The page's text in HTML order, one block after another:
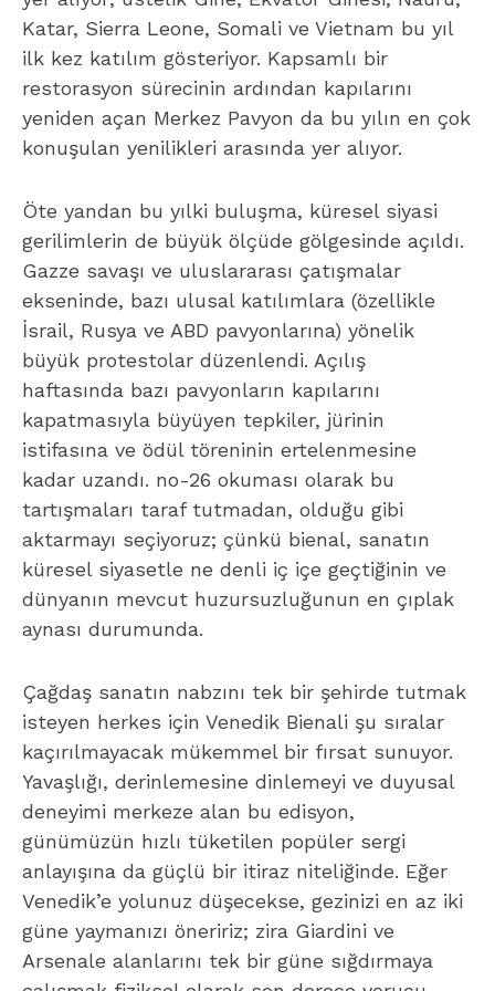
Katar, Sierra Leone, Somali ve Vietnam bu yıl
ilk kez katılım gösteriyor. Kapsamlı bir
restorasyon sürecinin ardından kapılarını
yeniden açan Merkez Pavyon da bu yılın en çok
konuşulan yenilikleri arasında yer alıyor.
Öte yandan bu yılki buluşma, küresel siyasi
gerilimlerin de büyük ölçüde gölgesinde açıldı.
Gazze savaşı ve uluslararası çatışmalar
ekseninde, bazı ulusal katılımlara (özellikle
İsrail, Rusya ve ABD pavyonlarına) yönelik
büyük protestolar düzenlendi. Açılış
haftasında bazı pavyonların kapılarını
kapatmasıyla büyüyen tepkiler, jürinin
istifasına ve ödül töreninin ertelenmesine
kadar uzandı. no-26 okuması olarak bu
tartışmaları taraf tutmadan, olduğu gibi
aktarmayı seçiyoruz; çünkü bienal, sanatın
küresel siyasetle ne denli iç içe geçtiğinin ve
dünyanın mevcut huzursuzluğunun en çıplak
aynası durumunda.
Çağdaş sanatın nabzını tek bir şehirde tutmak
isteyen herkes için Venedik Bienali şu sıralar
kaçırılmayacak mükemmel bir fırsat sunuyor.
Yavaşlığı, derinlemesine dinlemeyi ve duyusal
deneyimi merkeze alan bu edisyon,
günümüzün hızlı tüketilen popüler sergi
anlayışına da güçlü bir itiraz niteliğinde. Eğer
Venedik’e yolunuz düşecekse, gezinizi en az iki
güne yaymanızı öneririz; zira Giardini ve
Arsenale alanlarını tek bir güne sığdırmaya